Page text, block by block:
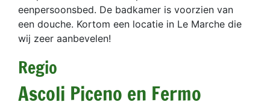
eenpersoonsbed. De badkamer is voorzien van
een douche. Kortom een locatie in Le Marche die
wij zeer aanbevelen!
Regio
Ascoli Piceno en Fermo